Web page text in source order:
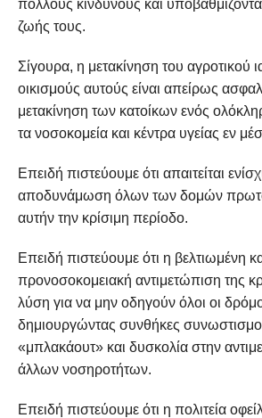
πολλούς κινδύνους και
ζωής τους.
Σίγουρα, η μετακίνηση του αγροτικού
οικισμούς αυτούς είναι απείρως
μετακίνηση των κατοίκων ενός
τα νοσοκομεία και κέντρα υγείας εν
Επειδή πιστεύουμε ότι απαιτείται
αποδυνάμωση όλων των δομών
αυτήν την κρίσιμη περίοδο.
Επειδή πιστεύουμε ότι η βελτιωμένη
προνοσοκομειακή αντιμετώπιση της
λύση για να μην οδηγούν όλοι οι
δημιουργώντας συνθήκες
«μπλακάουτ» και δυσκολία στην
άλλων νοσηροτήτων.
Επειδή πιστεύουμε ότι η πολιτεία